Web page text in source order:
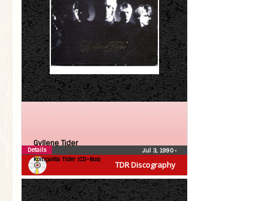
TDR Discography
Gyllene Tider
Kompakta Tider (CD-Box)
Jul 3, 1990•
Details